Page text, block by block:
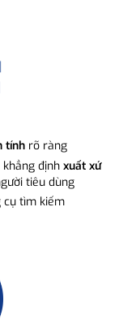
tính rõ ràng
định xuất xứ
tiêu dùng
cụ tìm kiếm